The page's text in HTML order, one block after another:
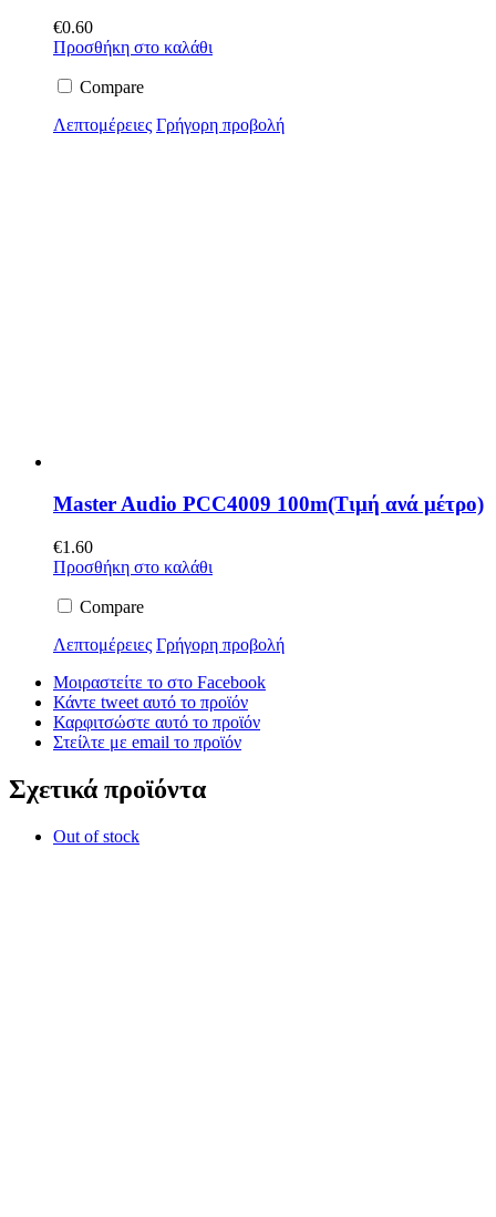
€0.60
Προσθήκη στο καλάθι
Compare
Λεπτομέρειες Γρήγορη προβολή
Master Audio PCC4009 100m(Τιμή ανά μέτρο)
€1.60
Προσθήκη στο καλάθι
Compare
Λεπτομέρειες Γρήγορη προβολή
Μοιραστείτε το στο Facebook
Κάντε tweet αυτό το προϊόν
Καρφιτσώστε αυτό το προϊόν
Στείλτε με email το προϊόν
Σχετικά προϊόντα
Out of stock